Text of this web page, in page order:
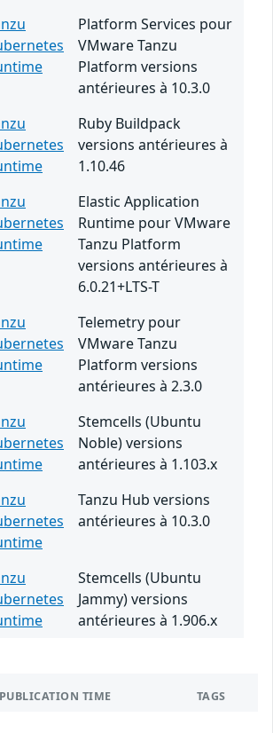
Platform Services pour
VMware Tanzu
Platform versions
antérieures à 10.3.0
Ruby Buildpack
versions antérieures à
1.10.46
Elastic Application
Runtime pour VMware
Tanzu Platform
versions antérieures à
6.0.21+LTS-T
Telemetry pour
VMware Tanzu
Platform versions
antérieures à 2.3.0
Stemcells (Ubuntu
Noble) versions
antérieures à 1.103.x
Tanzu Hub versions
antérieures à 10.3.0
Stemcells (Ubuntu
Jammy) versions
antérieures à 1.906.x
PUBLICATION TIME TAGS